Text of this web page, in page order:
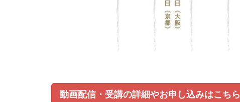
動画配信・受講の詳細やお申し込みはこちら